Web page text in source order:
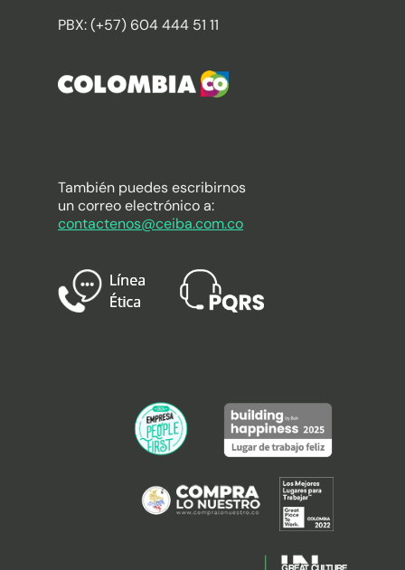
PBX: (+57) 604 444 51 11
También puedes escribirnos
un correo electrónico a:
contactenos@ceiba.com.co